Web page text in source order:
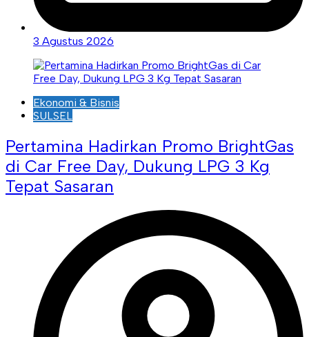
3 Agustus 2026
Ekonomi & Bisnis
SULSEL
Pertamina Hadirkan Promo BrightGas
di Car Free Day, Dukung LPG 3 Kg
Tepat Sasaran